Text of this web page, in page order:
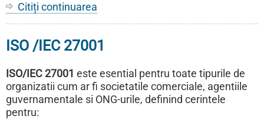
Citiți continuarea
alegi
organism
de
certificare
ISO /IEC 27001
ISO/IEC 27001 este esential pentru toate tipurile de
organizatii cum ar fi societatile comerciale, agentiile
guvernamentale si ONG-urile, definind cerintele
pentru: